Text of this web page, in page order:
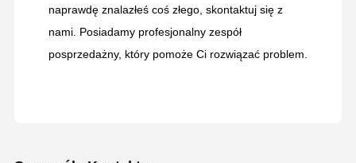
naprawdę znalazłeś coś złego, skontaktuj się z
nami. Posiadamy profesjonalny zespół
posprzedażny, który pomoże Ci rozwiązać problem.